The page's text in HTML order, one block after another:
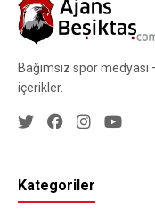
Bağımsız spor
içerikler.
Kategoriler